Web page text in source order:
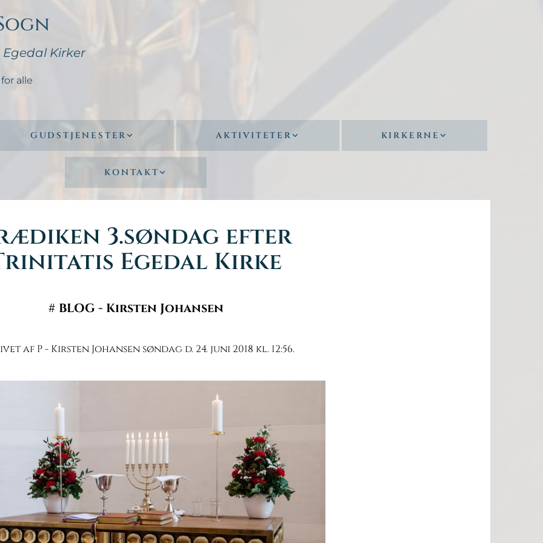
Kirker
alle
GUDSTJENESTER AKTIVITETER KIRKERNE
KONTAKT
3.søndag efter
Egedal Kirke
# BLOG - Kirsten Johansen
af P - Kirsten Johansen søndag d. 24. juni 2018 kl. 12:56.